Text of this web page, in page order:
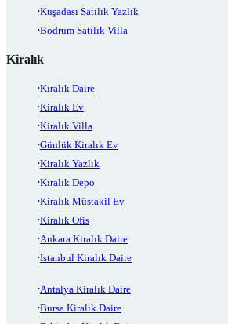
Kuşadası Satılık Yazlık
Bodrum Satılık Villa
Kiralık
Kiralık Daire
Kiralık Ev
Kiralık Villa
Günlük Kiralık Ev
Kiralık Yazlık
Kiralık Depo
Kiralık Müstakil Ev
Kiralık Ofis
Ankara Kiralık Daire
İstanbul Kiralık Daire
Antalya Kiralık Daire
Bursa Kiralık Daire